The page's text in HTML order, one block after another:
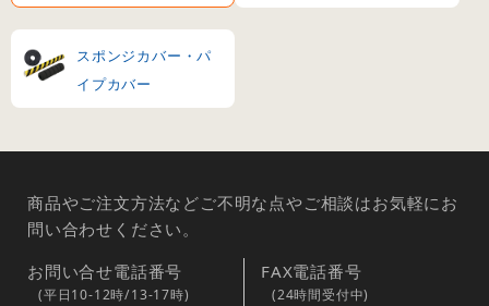
スポンジカバー・パ
イプカバー
商品やご注文方法などご不明な点やご相談はお気軽にお
問い合わせください。
お問い合せ電話番号
(平日10-12時/13-17時)
FAX電話番号
(24時間受付中)